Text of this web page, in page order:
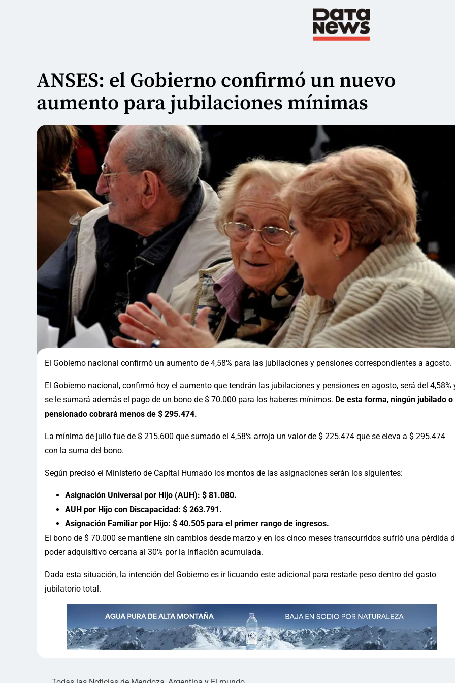
ANSES: el Gobierno confirmó un nuevo
aumento para jubilaciones mínimas
El Gobierno nacional confirmó un aumento de 4,58% para las jubilaciones y pensiones correspondientes a agosto.
El Gobierno nacional, confirmó hoy el aumento que tendrán las jubilaciones y pensiones en agosto, será del 4,58%
se le sumará además el pago de un bono de $ 70.000 para los haberes mínimos. De esta forma, ningún jubilado o
pensionado cobrará menos de $ 295.474.
La mínima de julio fue de $ 215.600 que sumado el 4,58% arroja un valor de $ 225.474 que se eleva a $ 295.474
con la suma del bono.
Según precisó el Ministerio de Capital Humado los montos de las asignaciones serán los siguientes:
Asignación Universal por Hijo (AUH): $ 81.080.
AUH por Hijo con Discapacidad: $ 263.791.
Asignación Familiar por Hijo: $ 40.505 para el primer rango de ingresos.
El bono de $ 70.000 se mantiene sin cambios desde marzo y en los cinco meses transcurridos sufrió una pérdida
poder adquisitivo cercana al 30% por la inflación acumulada.
Dada esta situación, la intención del Gobierno es ir licuando este adicional para restarle peso dentro del gasto
jubilatorio total.